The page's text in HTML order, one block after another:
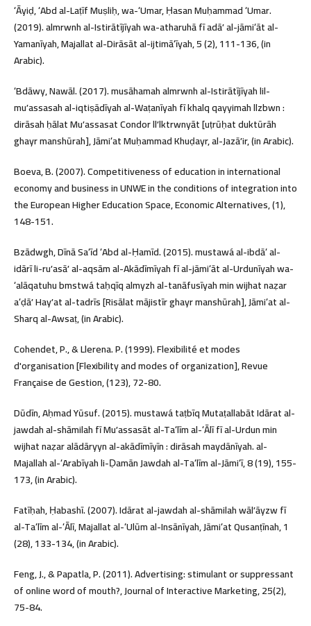
ʻĀyiḍ, ʻAbd al-Laṭīf Muṣliḥ, wa-ʻUmar, Ḥasan Muḥammad ʻUmar.
(2019). almrwnh al-Istirātījīyah wa-atharuhā fī adāʼ al-jāmiʻāt al-
Yamanīyah, Majallat al-Dirāsāt al-ijtimāʻīyah, 5 (2), 111-136, (in
Arabic).
ʻBdāwy, Nawāl. (2017). musāhamah almrwnh al-Istirātījīyah lil-
muʼassasah al-iqtiṣādīyah al-Waṭanīyah fī khalq qayyimah llzbwn :
dirāsah ḥālat Muʼassasat Condor llʼlktrwnyāt [uṭrūḥat duktūrāh
ghayr manshūrah], Jāmiʻat Muḥammad Khuḍayr, al-Jazāʼir, (in Arabic).
Boeva, B. (2007). Competitiveness of education in international
economy and business in UNWE in the conditions of integration into
the European Higher Education Space, Economic Alternatives, (1),
148-151.
Bzādwgh, Dīnā Saʻīd ʻAbd al-Ḥamīd. (2015). mustawá al-ibdāʻ al-
idārī li-ruʼasāʼ al-aqsām al-Akādīmīyah fī al-jāmiʻāt al-Urdunīyah wa-
ʻalāqatuhu bmstwá taḥqīq almyzh al-tanāfusīyah min wijhat naẓar
aʻḍāʼ Hayʼat al-tadrīs [Risālat mājistīr ghayr manshūrah], Jāmiʻat al-
Sharq al-Awsaṭ, (in Arabic).
Cohendet, P., & Llerena. P. (1999). Flexibilité et modes
d'organisation [Flexibility and modes of organization], Revue
Française de Gestion, (123), 72-80.
Dūdīn, Aḥmad Yūsuf. (2015). mustawá taṭbīq Mutaṭallabāt Idārat al-
jawdah al-shāmilah fī Muʼassasāt al-Taʻlīm al-ʻĀlī fī al-Urdun min
wijhat naẓar alādāryyn al-akādīmīyīn : dirāsah maydānīyah. al-
Majallah al-ʻArabīyah li-Ḍamān Jawdah al-Taʻlīm al-Jāmiʻī, 8 (19), 155-
173, (in Arabic).
Fatīḥah, Ḥabashī. (2007). Idārat al-jawdah al-shāmilah wālʼāyzw fī
al-Taʻlīm al-ʻĀlī, Majallat al-ʻUlūm al-Insānīyah, Jāmiʻat Qusanṭīnah, 1
(28), 133-134, (in Arabic).
Feng, J., & Papatla, P. (2011). Advertising: stimulant or suppressant
of online word of mouth?, Journal of Interactive Marketing, 25(2),
75-84.